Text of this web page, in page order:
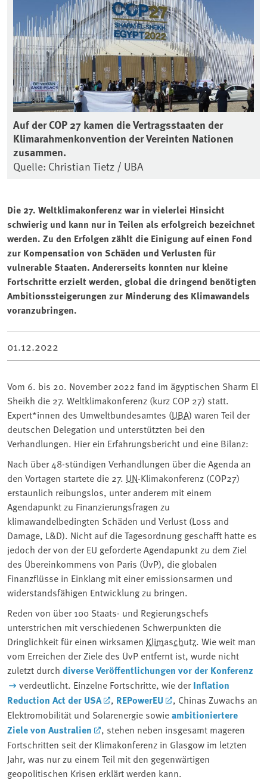
Auf der COP 27 kamen die Vertragsstaaten der
Klimarahmenkonvention der Vereinten Nationen
zusammen.
Quelle: Christian Tietz / UBA
Die 27. Weltklimakonferenz war in vielerlei Hinsicht
schwierig und kann nur in Teilen als erfolgreich bezeichnet
werden. Zu den Erfolgen zählt die Einigung auf einen Fond
zur Kompensation von Schäden und Verlusten für
vulnerable Staaten. Andererseits konnten nur kleine
Fortschritte erzielt werden, global die dringend benötigten
Ambitionssteigerungen zur Minderung des Klimawandels
voranzubringen.
01.12.2022
Vom 6. bis 20. November 2022 fand im ägyptischen Sharm El
Sheikh die 27. Weltklimakonferenz (kurz COP 27) statt.
Expert*innen des Umweltbundesamtes (UBA) waren Teil der
deutschen Delegation und unterstützten bei den
Verhandlungen. Hier ein Erfahrungsbericht und eine Bilanz:
Nach über 48-stündigen Verhandlungen über die Agenda an
den Vortagen startete die 27. UN-Klimakonferenz (COP27)
erstaunlich reibungslos, unter anderem mit einem
Agendapunkt zu Finanzierungsfragen zu
klimawandelbedingten Schäden und Verlust (Loss and
Damage, L&D). Nicht auf die Tagesordnung geschafft hatte es
jedoch der von der EU geforderte Agendapunkt zu dem Ziel
des Übereinkommens von Paris (ÜvP), die globalen
Finanzflüsse in Einklang mit einer emissionsarmen und
widerstandsfähigen Entwicklung zu bringen.
Reden von über 100 Staats- und Regierungschefs
unterstrichen mit verschiedenen Schwerpunkten die
Dringlichkeit für einen wirksamen Klimaschutz. Wie weit man
vom Erreichen der Ziele des ÜvP entfernt ist, wurde nicht
zuletzt durch diverse Veröffentlichungen vor der Konferenz
verdeutlicht. Einzelne Fortschritte, wie derInflation
Reduction Act der USA
, REPowerEU
, Chinas Zuwachs an
Elektromobilität und Solarenergie sowieambitioniertere
Ziele von Australien
, stehen neben insgesamt mageren
Fortschritten seit der Klimakonferenz in Glasgow im letzten
Jahr, was nur zu einem Teil mit den gegenwärtigen
geopolitischen Krisen erklärt werden kann.